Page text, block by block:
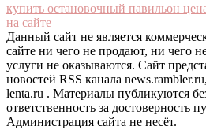
купить остановочный павильон
на сайте
Данный сайт не является
сайте ни чего не продают, ни чего
услуги не оказываются. Сайт
новостей RSS канала
lenta.ru . Материалы публикуются
ответственность за достоверность
Администрация сайта не несёт.